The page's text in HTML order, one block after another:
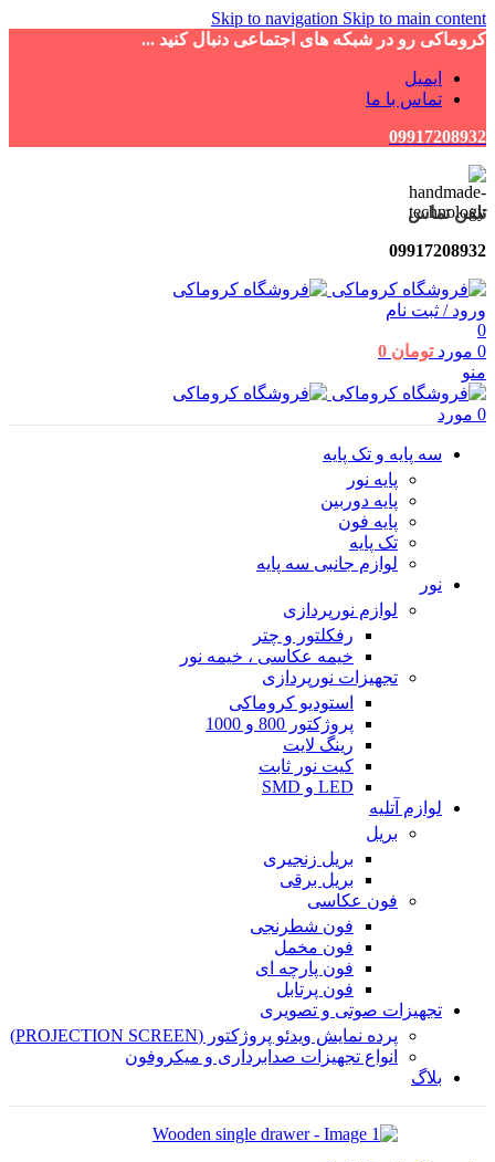
Skip to navigation Skip to main content
کروماکی رو در شبکه های اجتماعی دنبال کنید ...
ایمیل
تماس با ما
09917208932
تلفن تماس
09917208932
ورود / ثبت نام
0
0 مورد تومان
منو
0 مورد
سه پایه و تک پایه
پایه نور
پایه دوربین
پایه فون
تک پایه
لوازم جانبی سه پایه
نور
لوازم نورپردازی
رفکلتور و چتر
خیمه عکاسی ، خیمه نور
تجهیزات نورپردازی
استودیو کروماکی
پروژکتور 800 و 1000
رینگ لایت
کیت نور ثابت
LED و SMD
لوازم آتلیه
بریل
بریل زنجیری
بریل برقی
فون عکاسی
فون شطرنجی
فون مخمل
فون پارچه ای
فون پرتابل
تجهیزات صوتی و تصویری
پرده نمایش ویدئو پروژکتور (PROJECTION SCREEN)
انواع تجهیزات صدابرداری و میکروفون
بلاگ